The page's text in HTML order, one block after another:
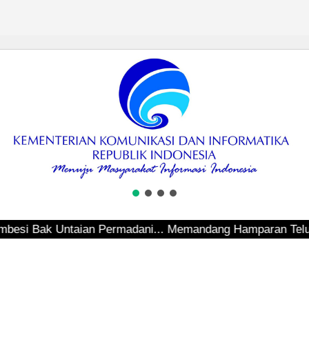
Untaian Permadani... Memandang Hamparan Teluk